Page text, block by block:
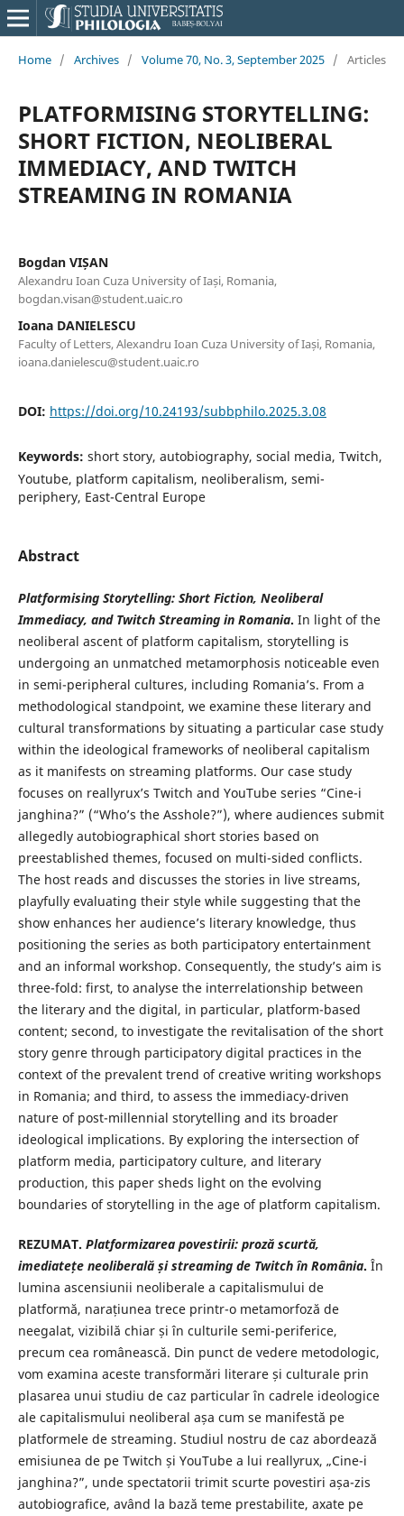
Home / Archives / Volume 70, No. 3, September 2025 / Articles
PLATFORMISING STORYTELLING:
SHORT FICTION, NEOLIBERAL
IMMEDIACY, AND TWITCH
STREAMING IN ROMANIA
Bogdan VIȘAN
Alexandru Ioan Cuza University of Iași, Romania,
bogdan.visan@student.uaic.ro
Ioana DANIELESCU
Faculty of Letters, Alexandru Ioan Cuza University of Iași, Romania,
ioana.danielescu@student.uaic.ro
DOI: https://doi.org/10.24193/subbphilo.2025.3.08
Keywords: short story, autobiography, social media, Twitch,
Youtube, platform capitalism, neoliberalism, semi-
periphery, East-Central Europe
Abstract
Platformising Storytelling: Short Fiction, Neoliberal
Immediacy, and Twitch Streaming in Romania. In light of the
neoliberal ascent of platform capitalism, storytelling is
undergoing an unmatched metamorphosis noticeable even
in semi-peripheral cultures, including Romania’s. From a
methodological standpoint, we examine these literary and
cultural transformations by situating a particular case study
within the ideological frameworks of neoliberal capitalism
as it manifests on streaming platforms. Our case study
focuses on reallyrux’s Twitch and YouTube series “Cine-i
janghina?” (“Who’s the Asshole?”), where audiences submit
allegedly autobiographical short stories based on
preestablished themes, focused on multi-sided conflicts.
The host reads and discusses the stories in live streams,
playfully evaluating their style while suggesting that the
show enhances her audience’s literary knowledge, thus
positioning the series as both participatory entertainment
and an informal workshop. Consequently, the study’s aim is
three-fold: first, to analyse the interrelationship between
the literary and the digital, in particular, platform-based
content; second, to investigate the revitalisation of the short
story genre through participatory digital practices in the
context of the prevalent trend of creative writing workshops
in Romania; and third, to assess the immediacy-driven
nature of post-millennial storytelling and its broader
ideological implications. By exploring the intersection of
platform media, participatory culture, and literary
production, this paper sheds light on the evolving
boundaries of storytelling in the age of platform capitalism.
REZUMAT. Platformizarea povestirii: proză scurtă,
imediatețe neoliberală șistreaming de Twitch în România. În
lumina ascensiunii neoliberale a capitalismului de
platformă, narațiunea trece printr-o metamorfoză de
neegalat, vizibilă chiar și în culturile semi-periferice,
precum cea românească. Din punct de vedere metodologic,
vom examina aceste transformări literare și culturale prin
plasarea unui studiu de caz particular în cadrele ideologice
ale capitalismului neoliberal așa cum se manifestă pe
platformele de streaming. Studiul nostru de caz abordează
emisiunea de pe Twitch și YouTube a lui reallyrux, „Cine-i
janghina?”, unde spectatorii trimit scurte povestiri așa-zis
autobiografice, având la bază teme prestabilite, axate pe